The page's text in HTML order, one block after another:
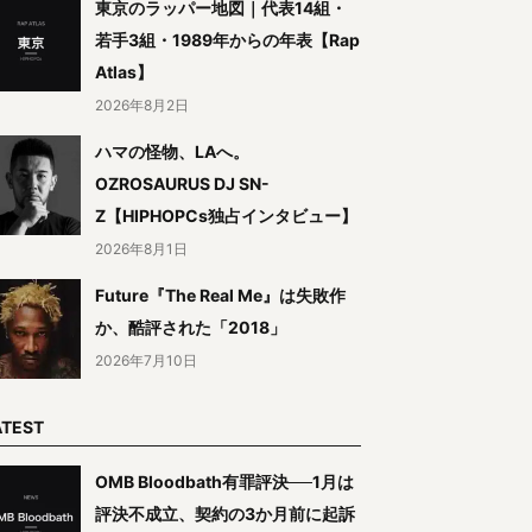
東京のラッパー地図｜代表14組・
若手3組・1989年からの年表【Rap
Atlas】
2026年8月2日
ハマの怪物、LAへ。
OZROSAURUS DJ SN-
Z【HIPHOPCs独占インタビュー】
2026年8月1日
Future『The Real Me』は失敗作
か、酷評された「2018」
2026年7月10日
OMB Bloodbath有罪評決──1月は
評決不成立、契約の3か月前に起訴